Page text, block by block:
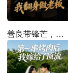
善良带锋芒，我翻身做老板